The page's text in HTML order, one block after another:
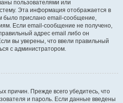
пользователями или
Эта информация отображается в
было прислано email-сообщение,
Если email-сообщение не получено,
адрес email либо он
вы уверены, что ввели правильный
с администратором.
причин. Прежде всего убедитесь, что
и пароль. Если данные введены